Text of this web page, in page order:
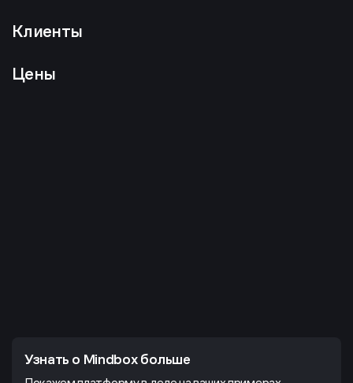
Клиенты
Цены
Узнать о Mindbox больше